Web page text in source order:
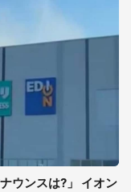
ウンスは?」 イオン